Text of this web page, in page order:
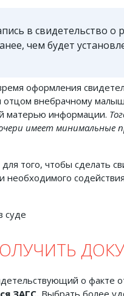
в свидетельство о
чем будет
оформления
отцом внебрачному
матерью информации.
имеет минимальные
того, чтобы сделать
необходимого
о факте